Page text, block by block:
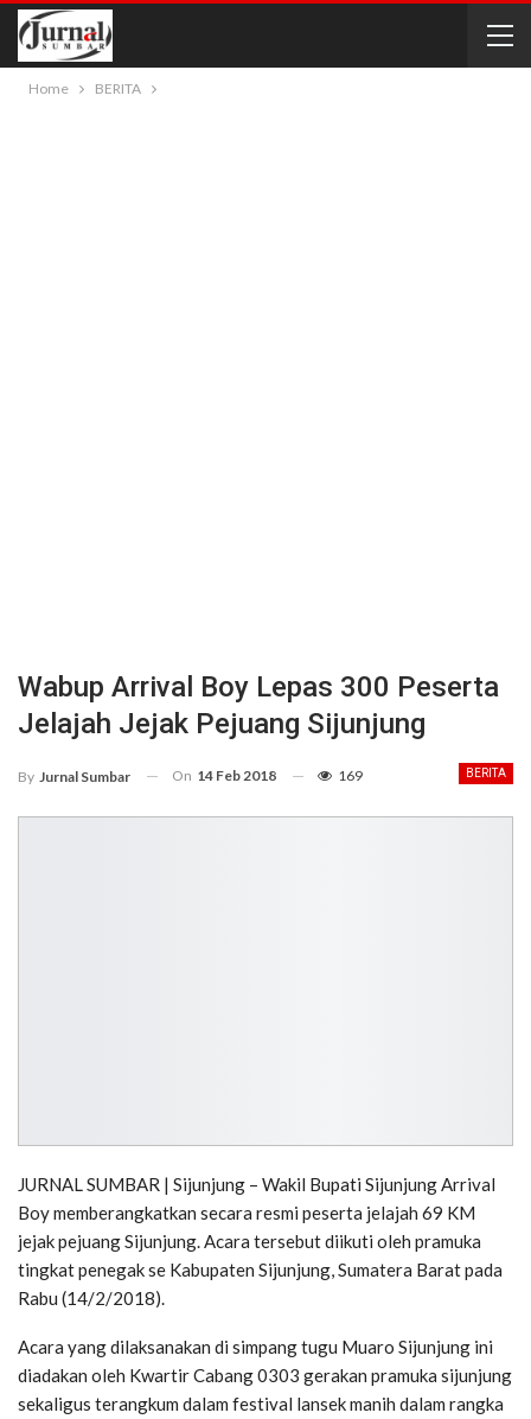
Home BERITA
Wabup Arrival Boy Lepas 300 Peserta
Jelajah Jejak Pejuang Sijunjung
BERITA
By Jurnal Sumbar On 14 Feb 2018 169
JURNAL SUMBAR | Sijunjung – Wakil Bupati Sijunjung Arrival
Boy memberangkatkan secara resmi peserta jelajah 69 KM
jejak pejuang Sijunjung. Acara tersebut diikuti oleh pramuka
tingkat penegak se Kabupaten Sijunjung, Sumatera Barat pada
Rabu (14/2/2018).
Acara yang dilaksanakan di simpang tugu Muaro Sijunjung ini
diadakan oleh Kwartir Cabang 0303 gerakan pramuka sijunjung
sekaligus terangkum dalam festival lansek manih dalam rangka